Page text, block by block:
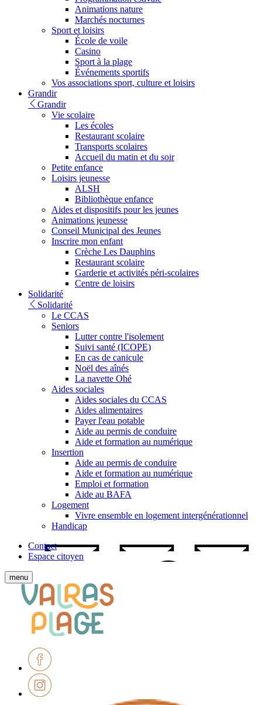
Animations nature
Marchés nocturnes
Sport et loisirs
École de voile
Casino
Sport à la plage
Événements sportifs
Vos associations sport, culture et loisirs
Grandir
Grandir
Vie scolaire
Les écoles
Restaurant scolaire
Transports scolaires
Accueil du matin et du soir
Petite enfance
Loisirs jeunesse
ALSH
Bibliothèque enfance
Aides et dispositifs pour les jeunes
Animations jeunesse
Conseil Municipal des Jeunes
Inscrire mon enfant
Crèche Les Dauphins
Restaurant scolaire
Garderie et activités péri-scolaires
Centre de loisirs
Solidarité
Solidarité
Le CCAS
Seniors
Lutter contre l'isolement
Suivi santé (ICOPE)
En cas de canicule
Noël des aînés
La navette Ohé
Aides sociales
Aides sociales du CCAS
Aides alimentaires
Payer l'eau potable
Aide au permis de conduire
Aide et formation au numérique
Insertion
Aide au permis de conduire
Aide et formation au numérique
Emploi et formation
Aide au BAFA
Logement
Vivre ensemble en logement intergénérationnel
Handicap
Contact
Espace citoyen
Afficher
le
menu
mobile
menu